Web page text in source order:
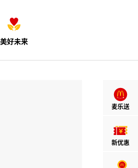
美好未来
麦乐送
新优惠